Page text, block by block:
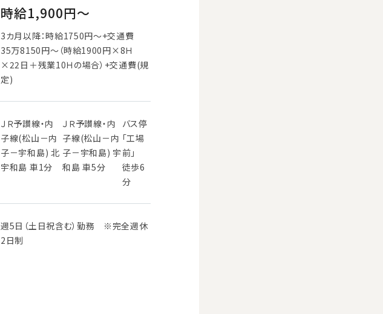
時給1,900円〜
3カ月以降：時給1750円～+交通費
35万8150円～（時給1900円×8Ｈ
×22日＋残業10Ｈの場合）+交通費(規
定)
ＪＲ予讃線・内
子線(松山－内
子－宇和島) 北
宇和島 車1分
ＪＲ予讃線・内
子線(松山－内
子－宇和島) 宇
和島 車5分
バス停
「工場
前」
徒歩6
分
週5日（土日祝含む）勤務 ※完全週休
2日制